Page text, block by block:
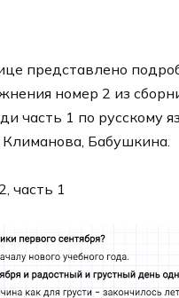
представлено
номер 2 из
часть 1 по русскому
Климанова, Бабушкина.
часть 1